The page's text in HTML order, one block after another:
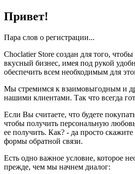
Привет!
Пара слов о регистрации...
Choclatier Store создан для того,
вкусный бизнес, имея под рукой
обеспечить всем необходимым для
Мы стремимся к взаимовыгодным и
нашими клиентами. Так что всегда
Если Вы считаете, что будете
чтобы получить персональную
ее получить. Как? - да просто
формы обратной связи.
Есть одно важное условие, которое
прежде, чем мы начнем диалог: